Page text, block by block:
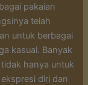
pakaian
telah
untuk berbagai
kasual. Banyak
hanya untuk
diri dan